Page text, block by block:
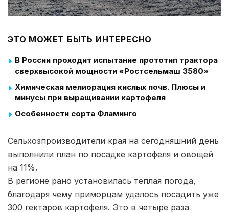
ЭТО МОЖЕТ БЫТЬ ИНТЕРЕСНО
В России проходит испытание прототип трактора
сверхвысокой мощности «Ростсельмаш 3580»
Химическая мелиорация кислых почв. Плюсы и
минусы при выращивании картофеля
Особенности сорта Фламинго
Сельхозпроизводители края на сегодняшний день
выполнили план по посадке картофеля и овощей
на 11%.
В регионе рано установилась теплая погода,
благодаря чему приморцам удалось посадить уже
300 гектаров картофеля. Это в четыре раза